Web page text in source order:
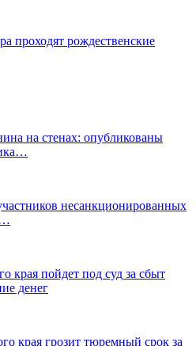
проходят рождественские
на стенах: опубликованы
несанкционированных
края пойдет под суд за сбыт
денег
края грозит тюремный срок за